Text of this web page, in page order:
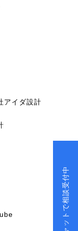
チャットで相談受付中